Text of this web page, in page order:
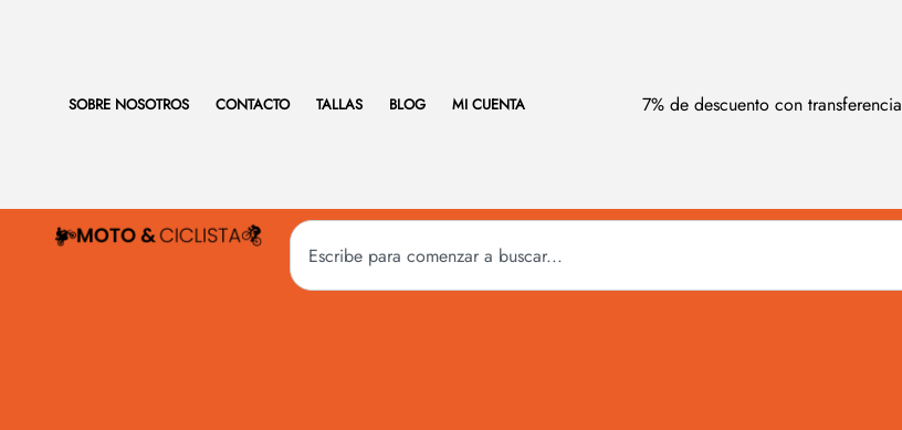
SOBRE NOSOTROS CONTACTO TALLAS BLOG MI CUENTA 7% de descuento con transferencia